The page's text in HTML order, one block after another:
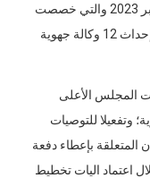
العمل التي ترأسها صاحب الجلالة بتاريخ 17 أكتوبر 2023 والتي خصصت
لقطاع التعمير و الإسكان ولاسيما تلك المتعلقة بإحداث 12 وكالة جهوية
المجلس الأعلى
وتفعيلا للتوصيات
المتعلقة بإعطاء دفعة
اعتماد اليات تخطيط